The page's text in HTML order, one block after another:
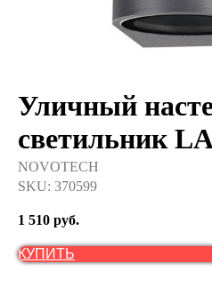
Уличный
светильник
NOVOTECH
SKU: 370599
1 510 руб.
КУПИТЬ